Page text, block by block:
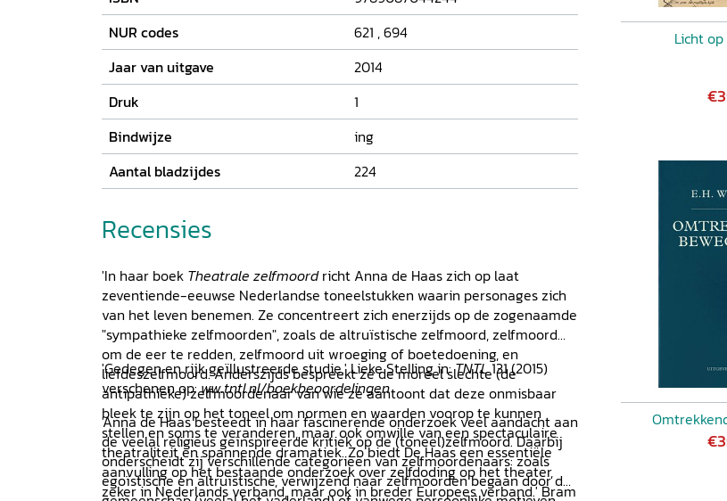
zelfmoord ook daadwerkelijk op het toneel werd vertoond en, zo ja, hoe.
Theatrale zelfmoord
is de eerste Nederlandse studie over dit onderwerp.
NUR codes
621 ,694
Jaar van uitgave
2014
Druk
1
Bindwijze
ing
Aantal bladzijdes
224
Recensies
'In haar boek Theatrale zelfmoordricht Anna de Haas zich op laat
zeventiende-eeuwse Nederlandse toneelstukken waarin personages zich
van het leven benemen. Ze concentreert zich enerzijds op de zogenaamde
"sympathieke zelfmoorden", zoals de altruïstische zelfmoord, zelfmoord
om de eer te redden, zelfmoord uit wroeging of boetedoening, en
liefdeszelfmoord. Anderszijds bespreekt ze de moreel slechte (de
antipathieke) zelfmoordenaar van wie ze aantoont dat deze onmisbaar
bleek te zijn op het toneel om normen en waarden voorop te kunnen
stellen en soms te veranderen, maar ook omwille van een spectaculaire
theatraliteit en spannende dramatiek. Zo biedt De Haas een essentiële
aanvulling op het bestaande onderzoek over zelfdoding op het theater,
zeker in Nederlands verband, maar ook in breder Europees verband.' Bram
'Gedegen en rijk geïllustreerde studie.' Lieke Stelling in:TNTL131 (2015)
verschenen op:ww.tntl.nl/boekbeoordelingen
'Anna de Haas besteedt in haar fascinerende onderzoek veel aandacht aan
de veelal religieus geïnspireerde kritiek op de (toneel)zelfmoord. Daarbij
onderscheidt zij verschillende categorieën van zelfmoordenaars: zoals
egoïstische en altruïstische, verwijzend naar zelfmoorden begaan door de
Licht